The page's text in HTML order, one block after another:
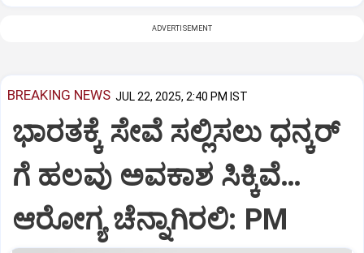
ADVERTISEMENT
BREAKING NEWS JUL 22, 2025, 2:40 PM IST
ಭಾರತಕ್ಕೆ ಸೇವೆ ಸಲ್ಲಿಸಲು ಧನ್ಕರ್‌
ಗೆ ಹಲವು ಅವಕಾಶ ಸಿಕ್ಕಿವೆ…
ಆರೋಗ್ಯ ಚೆನ್ನಾಗಿರಲಿ: PM